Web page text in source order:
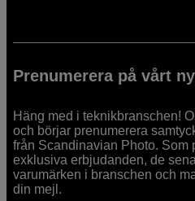
Prenumerera på vårt
Häng med i teknikbranschen!
och börjar prenumerera
från Scandinavian Photo. Som
exklusiva erbjudanden, de
varumärken i branschen och
din mejl.